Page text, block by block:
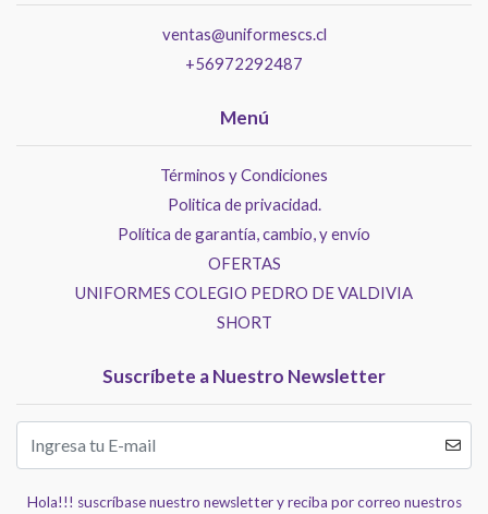
ventas@uniformescs.cl
+56972292487
Menú
Términos y Condiciones
Politica de privacidad.
Política de garantía, cambio, y envío
OFERTAS
UNIFORMES COLEGIO PEDRO DE VALDIVIA
SHORT
Suscríbete a Nuestro Newsletter
Hola!!! suscríbase nuestro newsletter y reciba por correo nuestros